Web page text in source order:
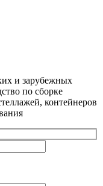
и зарубежных
по сборке
контейнеров